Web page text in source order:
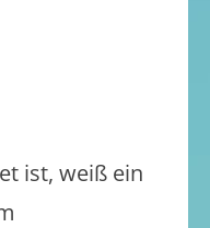
ist, weiß ein